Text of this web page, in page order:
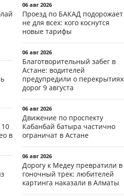
в
06 авг 2026
Проезд по БАКАД подорожает
не для всех: кого коснутся
новые тарифы
06 авг 2026
Благотворительный забег в
Астане: водителей
предупредили о перекрытиях
дорог 9 августа
06 авг 2026
Движение по проспекту
Кабанбай батыра частично
ограничат в Астане
06 авг 2026
Дорогу к Медеу превратили в
гоночный трек: любителей
картинга наказали в Алматы